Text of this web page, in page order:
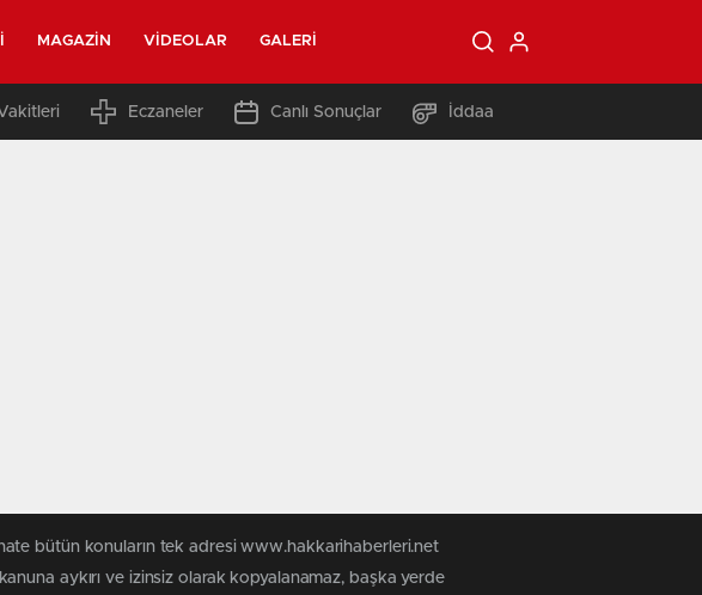
MAGAZIN VIDEOLAR GALERI
Eczaneler Canlı Sonuçlar İddaa
bütün konuların tek adresi www.hakkarihaberleri.net
aykırı ve izinsiz olarak kopyalanamaz, başka yerde